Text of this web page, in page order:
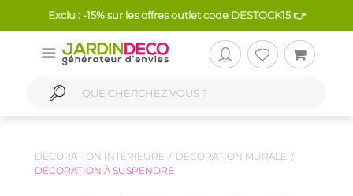
Exclu : -15% sur les offres outlet code DESTOCK15 👉
DÉCORATION INTÉRIEURE
DÉCORATION MURALE
DÉCORATION À SUSPENDRE